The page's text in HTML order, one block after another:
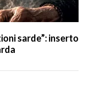
sarde”: inserto